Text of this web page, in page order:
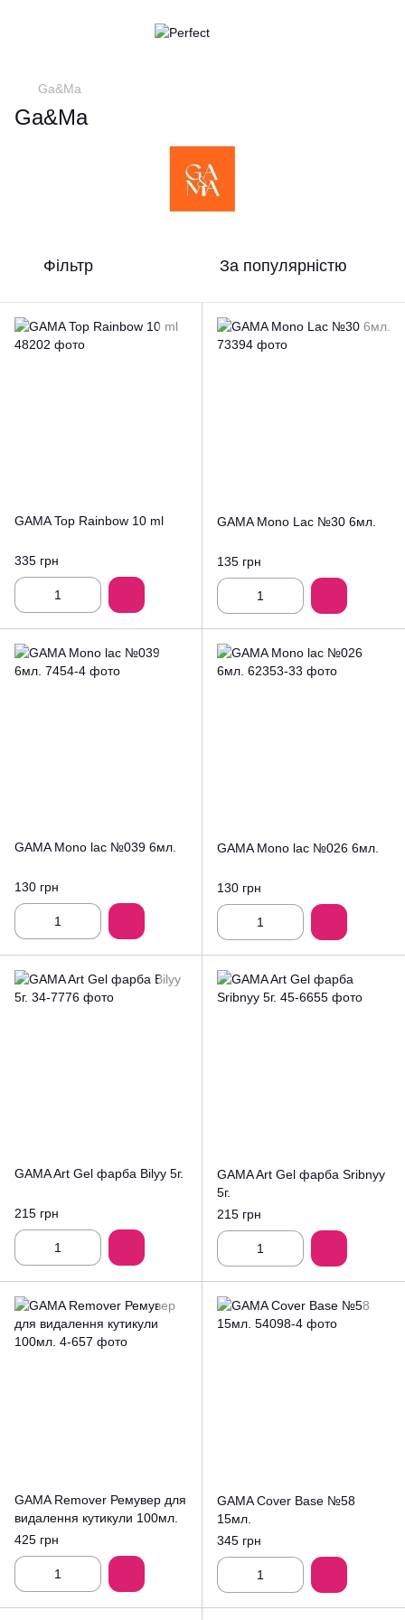
Ga&Ma
Ga&Ma
Фільтр За популярністю
GAMA Top Rainbow 10 ml
335 грн
GAMA Mono Lac №30 6мл.
135 грн
GAMA Mono lac №039 6мл.
130 грн
GAMA Mono lac №026 6мл.
130 грн
GAMA Art Gel фарба Bilyy 5г.
215 грн
GAMA Art Gel фарба Sribnyy
5г.
215 грн
GAMA Remover Ремувер для
видалення кутикули 100мл.
425 грн
GAMA Cover Base №58
15мл.
345 грн